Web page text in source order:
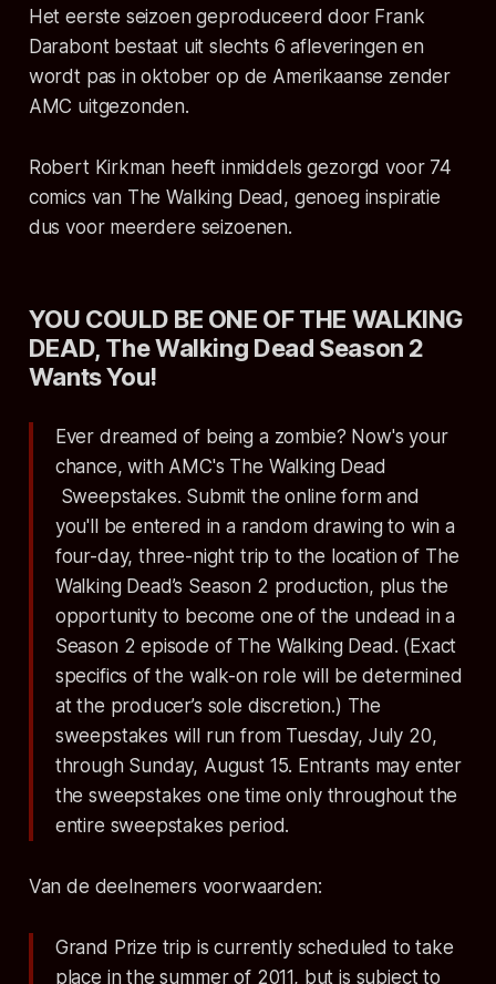
Het eerste seizoen geproduceerd door Frank
Darabont bestaat uit slechts 6 afleveringen en
wordt pas in oktober op de Amerikaanse zender
AMC uitgezonden.
Robert Kirkman heeft inmiddels gezorgd voor 74
comics van The Walking Dead, genoeg inspiratie
dus voor meerdere seizoenen.
YOU COULD BE ONE OF THE WALKING
DEAD, The Walking Dead Season 2
Wants You!
Ever dreamed of being a zombie? Now's your
chance, with AMC's The Walking Dead
Sweepstakes. Submit the online form and
you'll be entered in a random drawing to win a
four-day, three-night trip to the location of The
Walking Dead’s Season 2 production, plus the
opportunity to become one of the undead in a
Season 2 episode of The Walking Dead. (Exact
specifics of the walk-on role will be determined
at the producer’s sole discretion.) The
sweepstakes will run from Tuesday, July 20,
through Sunday, August 15. Entrants may enter
the sweepstakes one time only throughout the
entire sweepstakes period.
Van de deelnemers voorwaarden:
Grand Prize trip is currently scheduled to take
place in the summer of 2011, but is subject to